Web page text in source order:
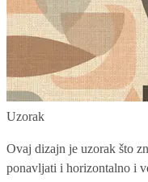
Uzorak
Ovaj dizajn je uzorak što
ponavljati i horizontalno i